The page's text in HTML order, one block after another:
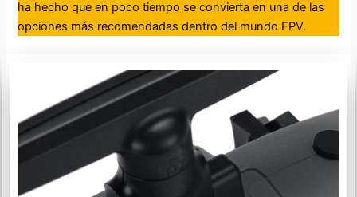
ha hecho que en poco tiempo se convierta en una de las
opciones más recomendadas dentro del mundo FPV.